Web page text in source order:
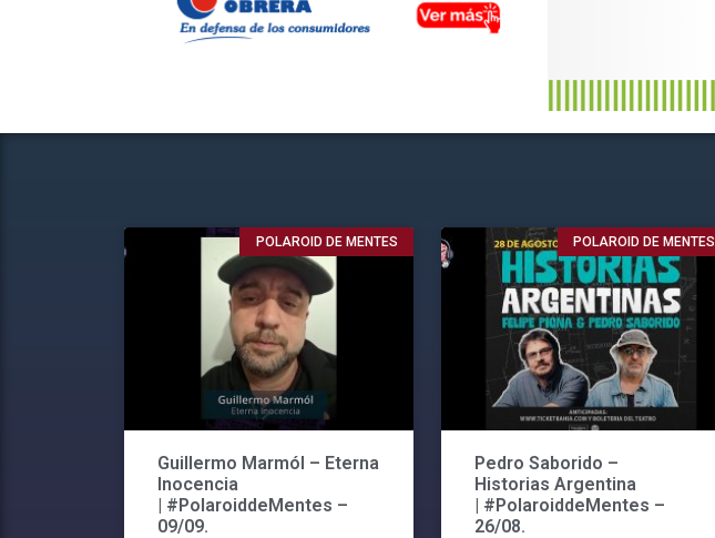
POLAROID DE MENTES
Guillermo Marmól – Eterna
Inocencia
| #PolaroiddeMentes –
09/09.
POLAROID DE MENTES
Pedro Saborido –
Historias Argentina
| #PolaroiddeMentes –
26/08.